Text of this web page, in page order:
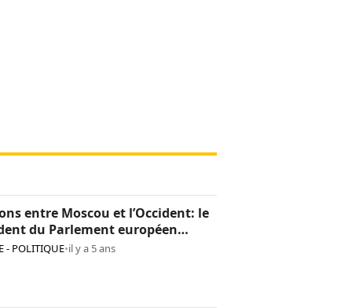
entre Moscou et l’Occident: le
du Parlement européen
non grata en Russie
- POLITIQUE•il y a 5 ans